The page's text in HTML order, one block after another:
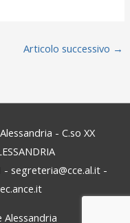
Articolo successivo →
- C.so XX
- segreteria@cce.al.it -
Alessandria